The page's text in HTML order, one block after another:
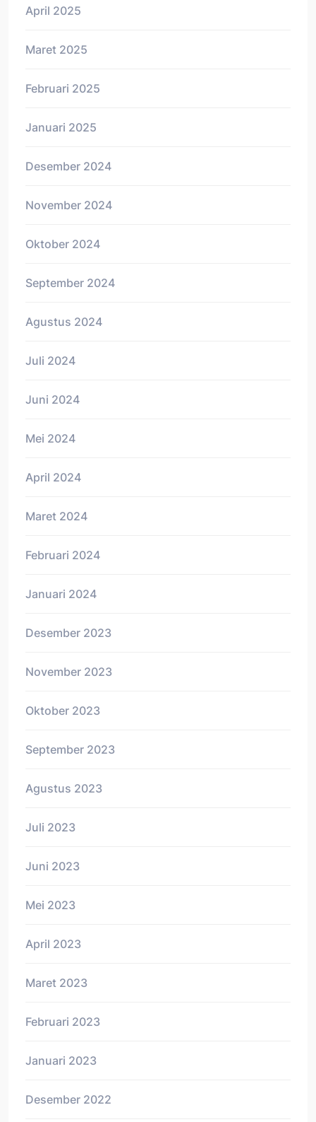
April 2025
Maret 2025
Februari 2025
Januari 2025
Desember 2024
November 2024
Oktober 2024
September 2024
Agustus 2024
Juli 2024
Juni 2024
Mei 2024
April 2024
Maret 2024
Februari 2024
Januari 2024
Desember 2023
November 2023
Oktober 2023
September 2023
Agustus 2023
Juli 2023
Juni 2023
Mei 2023
April 2023
Maret 2023
Februari 2023
Januari 2023
Desember 2022